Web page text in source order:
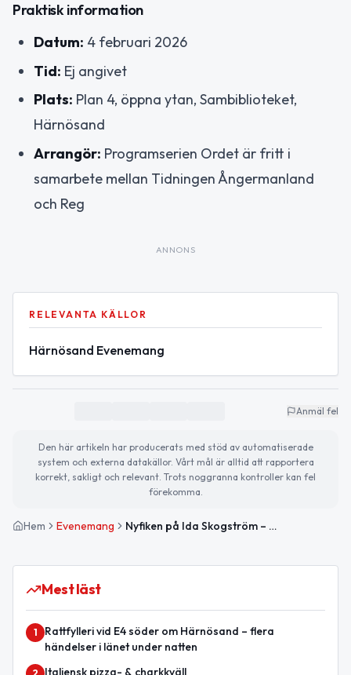
Praktisk information
Datum: 4 februari 2026
Tid: Ej angivet
Plats: Plan 4, öppna ytan, Sambiblioteket,
Härnösand
Arrangör: Programserien Ordet är fritt i
samarbete mellan Tidningen Ångermanland
och Reg
ANNONS
RELEVANTA KÄLLOR
Härnösand Evenemang
Anmäl fel
Den här artikeln har producerats med stöd av automatiserade
system och externa datakällor. Vårt mål är alltid att rapportera
korrekt, sakligt och relevant. Trots noggranna kontroller kan fel
förekomma.
Hem Evenemang Nyfiken på Ida Skogström – möt politikern bakom namnet
Mest läst
1
Rattfylleri vid E4 söder om Härnösand – flera
händelser i länet under natten
Italiensk pizza- & charkkväll